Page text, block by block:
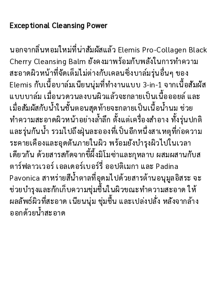
Exceptional Cleansing Power
นอกจากลิ่นหอมใหม่ที่น่าสัมผัสแล้ว Elemis Pro-Collagen Black
Cherry Cleansing Balm ยังคงมาพร้อมกับพลังในการทำความ
สะอาดผิวหน้าที่จัดเต็มไม่ต่างกับเคลนซิ่งบาล์มรุ่นอื่นๆ ของ
Elemis กับเนื้อบาล์มเนียนนุ่มที่ทำงานแบบ 3-in-1 จากเนื้อสัมผัส
แบบบาล์ม เมื่อนวดวนลงบนผิวแล้วจะกลายเป็นเนื้อออยล์ และ
เมื่อสัมผัสกับน้ำในชั้นตอนสุดท้ายจะกลายเป็นเนื้อน้ำนม ช่วย
ทำความสะอาดผิวหน้าอย่างล้ำลึก ตั้งแต่เครื่องสำอาง ทั้งรุ่นปกติ
และรุ่นกันน้ำ รวมไปถึงฝุ่นละอองที่เป็นอีกหนึ่งสาเหตุที่ก่อความ
ระคายเคืองและอุดตันภายในผิว พร้อมยังบำรุงผิวไปในเวลา
เดียวกัน ด้วยสารสกัดจากขี้ผึ้งมิโมซ่าและกุหลาบ ผสมผสานกับส
ตาร์ฟลาวเวอร์ เอลเดอร์เบอร์รี่ ออปติเมกา และ Padina
Pavonica สาหร่ายสีน้ำตาลที่อุดมไปด้วยสารต้านอนุมูลอิสระ จะ
ช่วยบำรุงและกักเก็บความชุ่มชื้นในผิวขณะทำความสะอาด ให้
ผลลัพธ์ผิวที่สะอาด เนียนนุ่ม ชุ่มชื้น และเปล่งปลั่ง หลังจากล้าง
ออกด้วยน้ำสะอาด